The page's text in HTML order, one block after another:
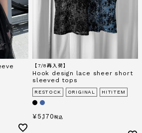
【7/8再入荷】
Hook design lace sheer short
sleeved tops
RESTOCK ORIGINAL HITITEM
¥ 5,170 税込